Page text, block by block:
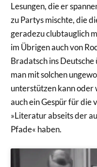
Lesungen, die er
zu Partys mischte, die
geradezu clubtauglich
im Übrigen auch von
Bradatsch ins Deutsche
man mit solchen
unterstützen kann oder
auch ein Gespür für die
»Literatur abseits der
Pfade« haben.